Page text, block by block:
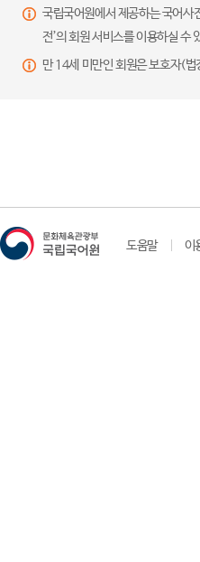
국립국어원에서 제공하는 국어사
전’의 회원 서비스를 이용하실 수
만 14세 미만인 회원은 보호자(
도움말 이